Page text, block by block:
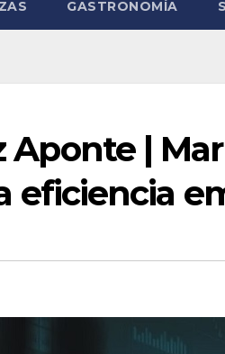
GASTRONOMÍA
Aponte |
eficiencia